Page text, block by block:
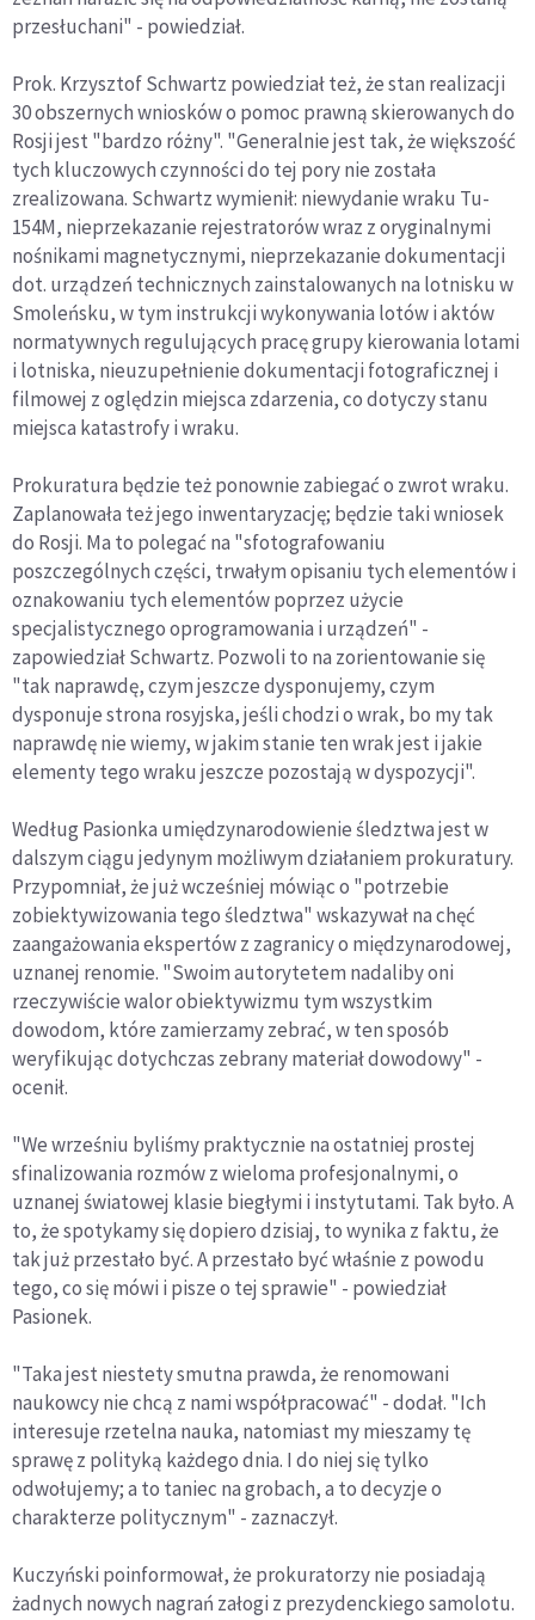
przesłuchani" - powiedział.
Prok. Krzysztof Schwartz powiedział też, że stan realizacji
30 obszernych wniosków o pomoc prawną skierowanych do
Rosji jest "bardzo różny". "Generalnie jest tak, że większość
tych kluczowych czynności do tej pory nie została
zrealizowana. Schwartz wymienił: niewydanie wraku Tu-
154M, nieprzekazanie rejestratorów wraz z oryginalnymi
nośnikami magnetycznymi, nieprzekazanie dokumentacji
dot. urządzeń technicznych zainstalowanych na lotnisku w
Smoleńsku, w tym instrukcji wykonywania lotów i aktów
normatywnych regulujących pracę grupy kierowania lotami
i lotniska, nieuzupełnienie dokumentacji fotograficznej i
filmowej z oględzin miejsca zdarzenia, co dotyczy stanu
miejsca katastrofy i wraku.
Prokuratura będzie też ponownie zabiegać o zwrot wraku.
Zaplanowała też jego inwentaryzację; będzie taki wniosek
do Rosji. Ma to polegać na "sfotografowaniu
poszczególnych części, trwałym opisaniu tych elementów i
oznakowaniu tych elementów poprzez użycie
specjalistycznego oprogramowania i urządzeń" -
zapowiedział Schwartz. Pozwoli to na zorientowanie się
"tak naprawdę, czym jeszcze dysponujemy, czym
dysponuje strona rosyjska, jeśli chodzi o wrak, bo my tak
naprawdę nie wiemy, w jakim stanie ten wrak jest i jakie
elementy tego wraku jeszcze pozostają w dyspozycji".
Według Pasionka umiędzynarodowienie śledztwa jest w
dalszym ciągu jedynym możliwym działaniem prokuratury.
Przypomniał, że już wcześniej mówiąc o "potrzebie
zobiektywizowania tego śledztwa" wskazywał na chęć
zaangażowania ekspertów z zagranicy o międzynarodowej,
uznanej renomie. "Swoim autorytetem nadaliby oni
rzeczywiście walor obiektywizmu tym wszystkim
dowodom, które zamierzamy zebrać, w ten sposób
weryfikując dotychczas zebrany materiał dowodowy" -
ocenił.
"We wrześniu byliśmy praktycznie na ostatniej prostej
sfinalizowania rozmów z wieloma profesjonalnymi, o
uznanej światowej klasie biegłymi i instytutami. Tak było. A
to, że spotykamy się dopiero dzisiaj, to wynika z faktu, że
tak już przestało być. A przestało być właśnie z powodu
tego, co się mówi i pisze o tej sprawie" - powiedział
Pasionek.
"Taka jest niestety smutna prawda, że renomowani
naukowcy nie chcą z nami współpracować" - dodał. "Ich
interesuje rzetelna nauka, natomiast my mieszamy tę
sprawę z polityką każdego dnia. I do niej się tylko
odwołujemy; a to taniec na grobach, a to decyzje o
charakterze politycznym" - zaznaczył.
Kuczyński poinformował, że prokuratorzy nie posiadają
żadnych nowych nagrań załogi z prezydenckiego samolotu.